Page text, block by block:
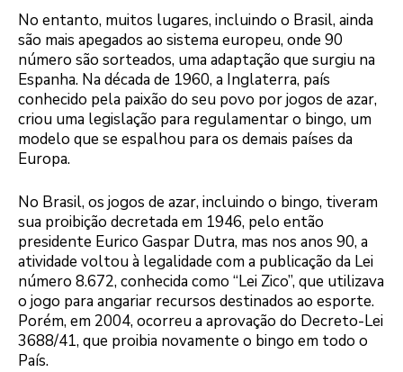
No entanto, muitos lugares, incluindo o Brasil, ainda
são mais apegados ao sistema europeu, onde 90
número são sorteados, uma adaptação que surgiu na
Espanha. Na década de 1960, a Inglaterra, país
conhecido pela paixão do seu povo por jogos de azar,
criou uma legislação para regulamentar o bingo, um
modelo que se espalhou para os demais países da
Europa.
No Brasil, os jogos de azar, incluindo o bingo, tiveram
sua proibição decretada em 1946, pelo então
presidente Eurico Gaspar Dutra, mas nos anos 90, a
atividade voltou à legalidade com a publicação da Lei
número 8.672, conhecida como “Lei Zico”, que utilizava
o jogo para angariar recursos destinados ao esporte.
Porém, em 2004, ocorreu a aprovação do Decreto-Lei
3688/41, que proibia novamente o bingo em todo o
País.